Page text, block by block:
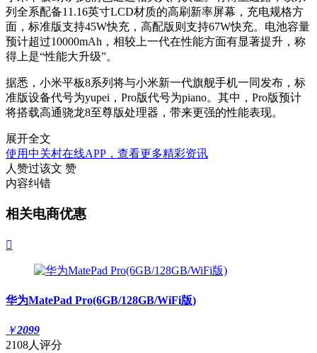
列全系配备11.16英寸LCD材质的高刷新率屏幕，充电规格方
面，标准版支持45W快充，高配版则支持67W快充。电池容量
预计超过10000mAh，相较上一代在性能方面有显著提升，称
得上是“性能大升级”。
据悉，小米平板8系列将与小米新一代旗舰手机一同发布，标
准版设备代号为yupei，Pro版代号为piano。其中，Pro版预计
将搭载高通骁龙8至尊版处理器，带来更强的性能表现。
展开全文
使用中关村在线APP，查看更多精彩资讯
人赞过该文 赞
内容纠错
相关电商优惠

华为MatePad Pro(6GB/128GB/WiFi版)
￥2099
2108人评分